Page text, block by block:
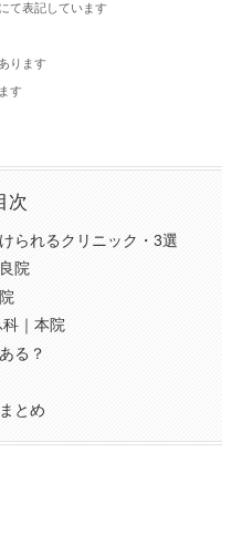
て表記しています
ります
す
次
られるクリニック・3選
院
｜本院
る？
とめ